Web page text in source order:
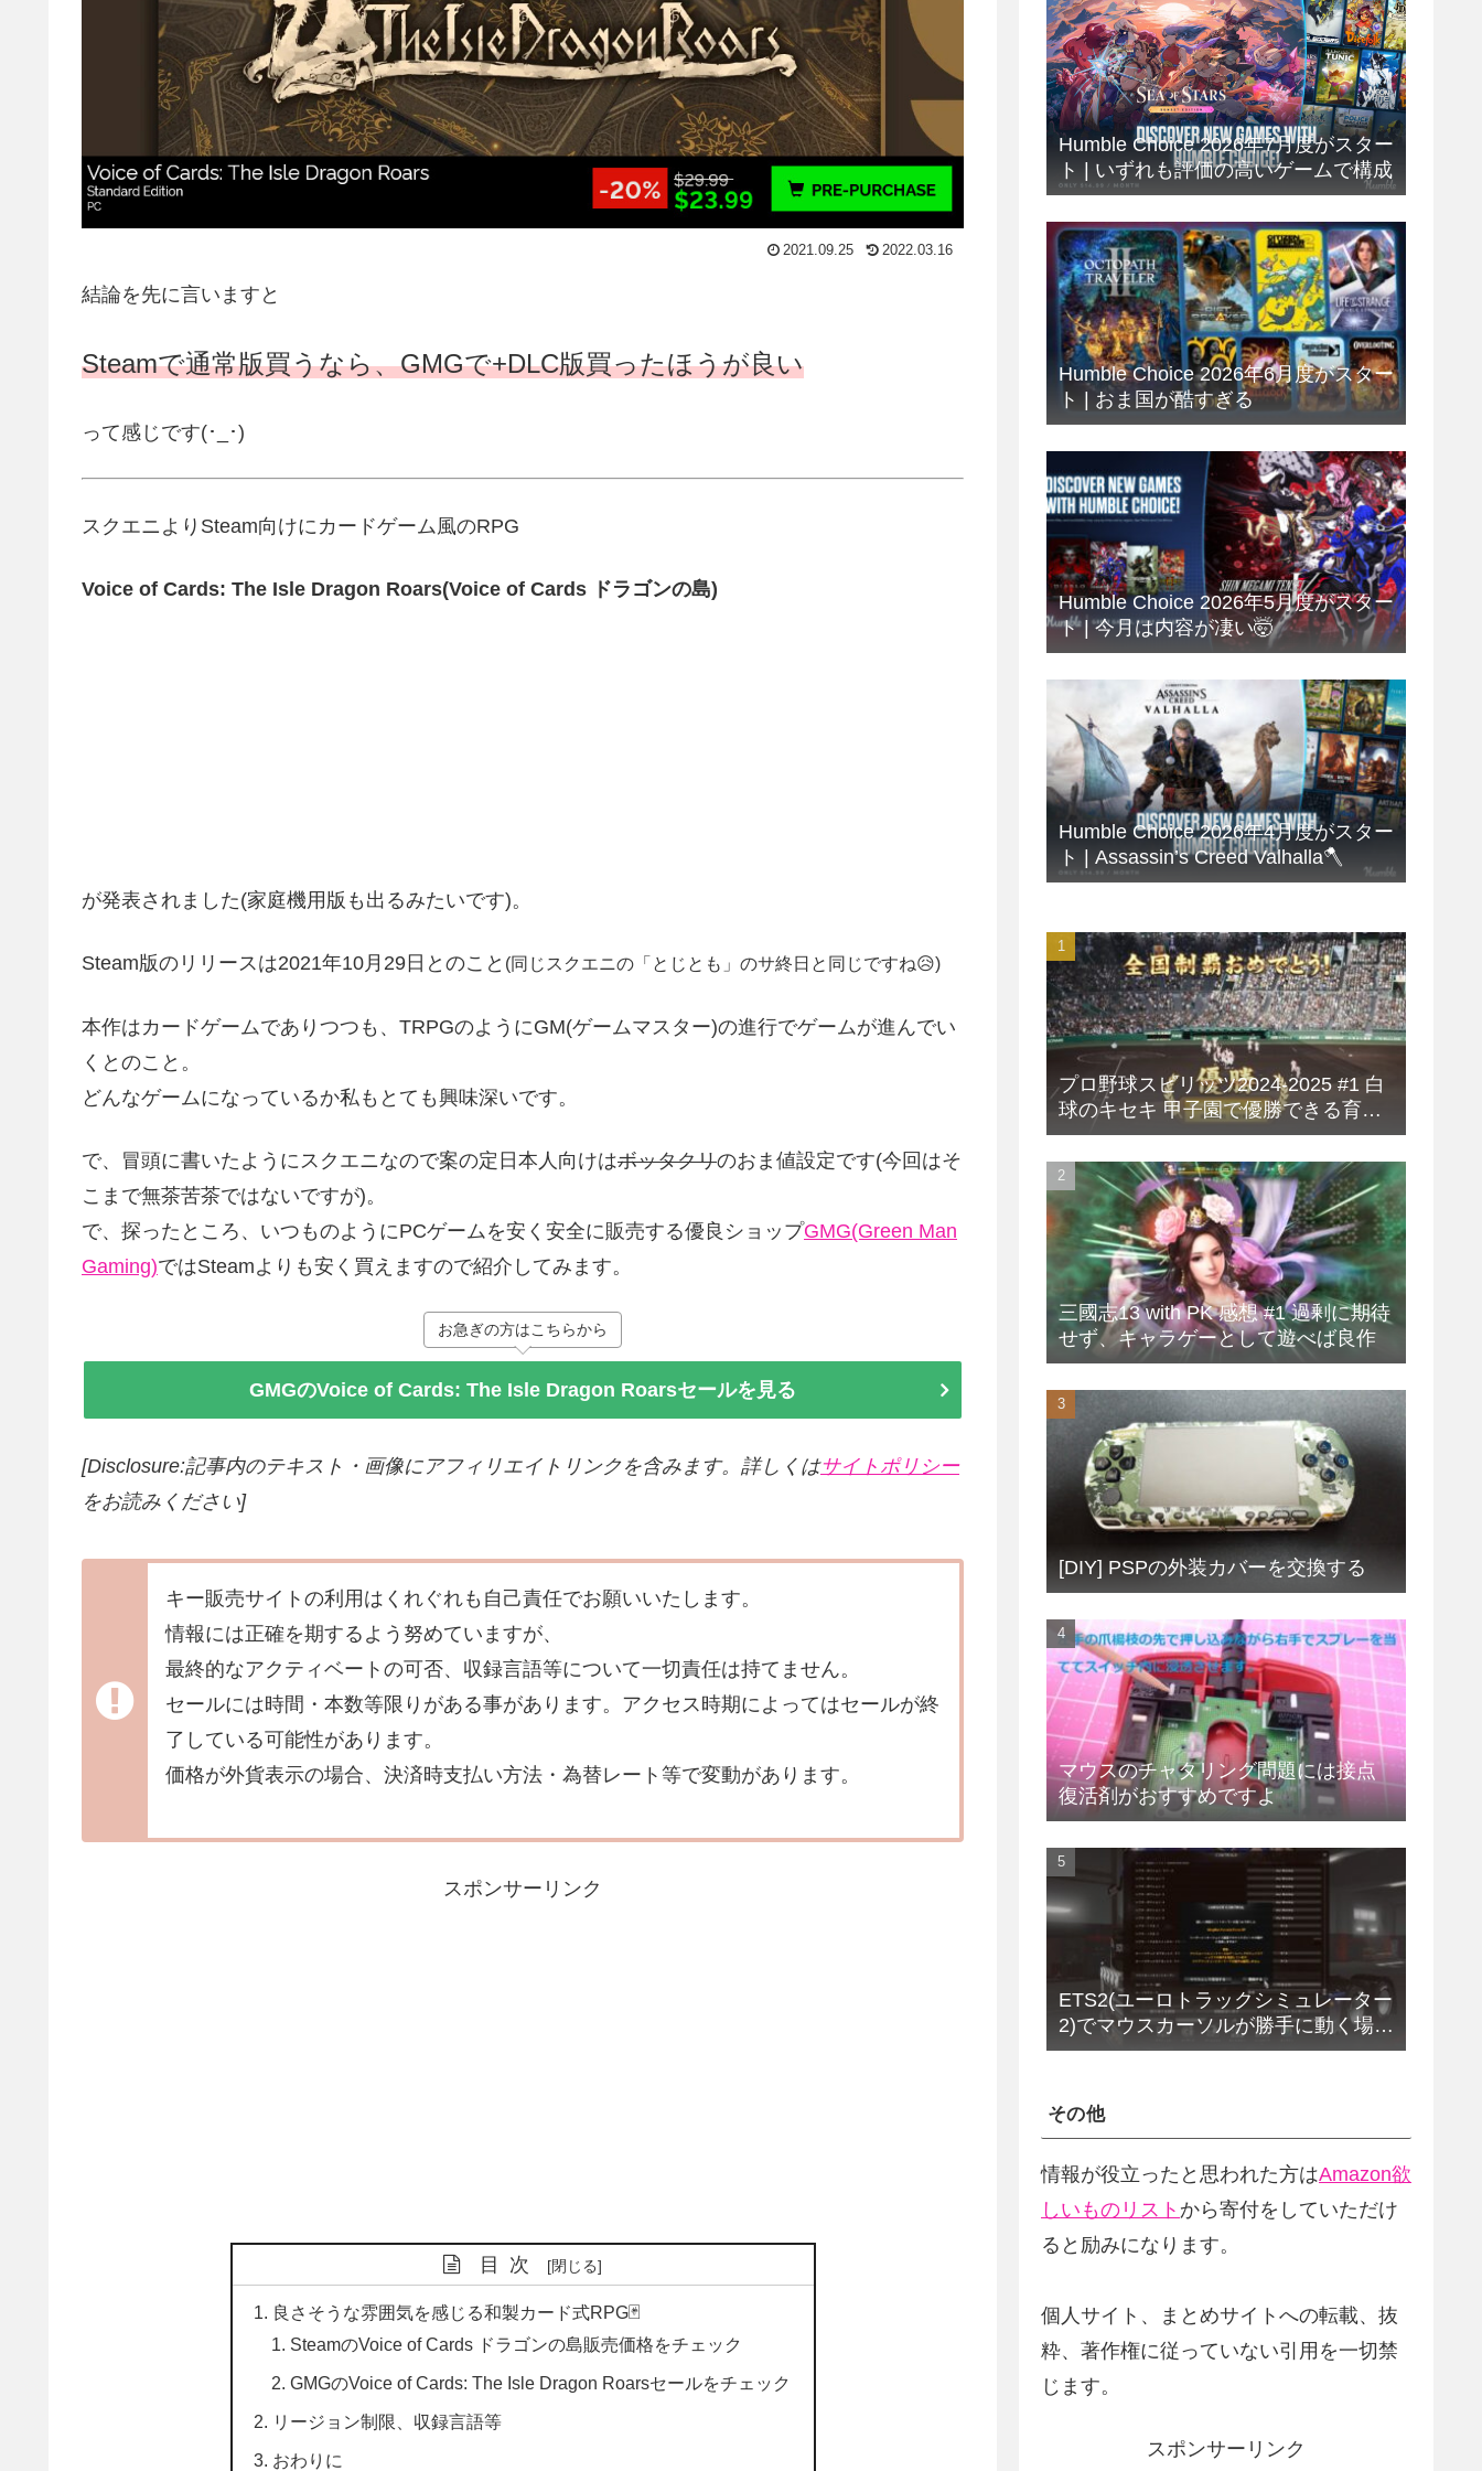
2021.09.25 2022.03.16
結論を先に言いますと
Steamで通常版買うなら、GMGで+DLC版買ったほうが良い
って感じです(･_･)
スクエニよりSteam向けにカードゲーム風のRPG
Voice of Cards: The Isle Dragon Roars(Voice of Cards ドラゴンの島)
が発表されました(家庭機用版も出るみたいです)。
Steam版のリリースは2021年10月29日とのこと (同じスクエニの「とじとも」のサ終日と同じですね😥)
本作はカードゲームでありつつも、TRPGのようにGM(ゲームマスター)の進行でゲームが進んでい
くとのこと。
どんなゲームになっているか私もとても興味深いです。
で、冒頭に書いたようにスクエニなので案の定日本人向けはボッタクリのおま値設定です(今回はそ
こまで無茶苦茶ではないですが)。
で、探ったところ、いつものようにPCゲームを安く安全に販売する優良ショップGMG(Green Man
Gaming)ではSteamよりも安く買えますので紹介してみます。
お急ぎの方はこちらから
GMGのVoice of Cards: The Isle Dragon Roarsセールを見る
[Disclosure:記事内のテキスト・画像にアフィリエイトリンクを含みます。詳しくはサイトポリシー
をお読みください]
キー販売サイトの利用はくれぐれも自己責任でお願いいたします。
情報には正確を期するよう努めていますが、
最終的なアクティベートの可否、収録言語等について一切責任は持てません。
セールには時間・本数等限りがある事があります。アクセス時期によってはセールが終
了している可能性があります。
価格が外貨表示の場合、決済時支払い方法・為替レート等で変動があります。
スポンサーリンク
目次
良さそうな雰囲気を感じる和製カード式RPG🃏
SteamのVoice of Cards ドラゴンの島販売価格をチェック
GMGのVoice of Cards: The Isle Dragon Roarsセールをチェック
リージョン制限、収録言語等
おわりに
Humble Choice 2026年7月度がスター
ト | いずれも評価の高いゲームで構成
Humble Choice 2026年6月度がスター
ト | おま国が酷すぎる
Humble Choice 2026年5月度がスター
ト | 今月は内容が凄い🤯
Humble Choice 2026年4月度がスター
ト | Assassin’s Creed Valhalla🪓
プロ野球スピリッツ2024-2025 #1 白
球のキセキ 甲子園で優勝できる育成
方法
三國志13 with PK 感想 #1 過剰に期待
せず、キャラゲーとして遊べば良作
[DIY] PSPの外装カバーを交換する
マウスのチャタリング問題には接点
復活剤がおすすめですよ
ETS2(ユーロトラックシミュレーター
2)でマウスカーソルが勝手に動く場合
の解決法(改定版)
その他
情報が役立ったと思われた方はAmazon欲
しいものリスト から寄付をしていただけ
ると励みになります。
個人サイト、まとめサイトへの転載、抜
粋、著作権に従っていない引用を一切禁
じます。
スポンサーリンク